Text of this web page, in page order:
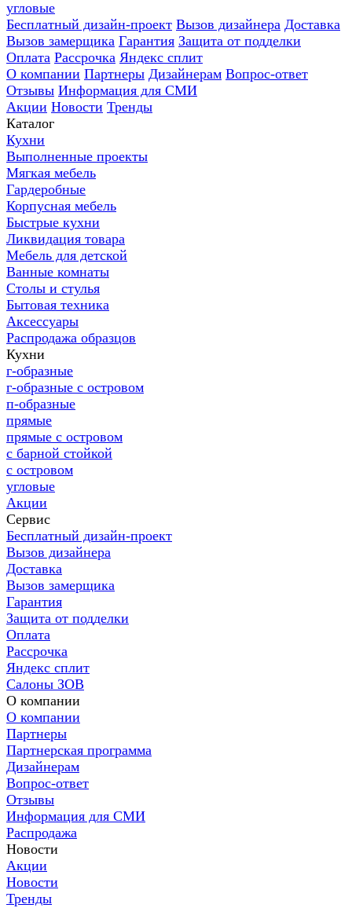
угловые
Бесплатный дизайн-проект Вызов дизайнера Доставка
Вызов замерщика Гарантия Защита от подделки
Оплата Рассрочка Яндекс сплит
О компании Партнеры Дизайнерам Вопрос-ответ
Отзывы Информация для СМИ
Акции Новости Тренды
Каталог
Кухни
Выполненные проекты
Мягкая мебель
Гардеробные
Корпусная мебель
Быстрые кухни
Ликвидация товара
Мебель для детской
Ванные комнаты
Столы и стулья
Бытовая техника
Аксессуары
Распродажа образцов
Кухни
г-образные
г-образные с островом
п-образные
прямые
прямые с островом
с барной стойкой
с островом
угловые
Акции
Сервис
Бесплатный дизайн-проект
Вызов дизайнера
Доставка
Вызов замерщика
Гарантия
Защита от подделки
Оплата
Рассрочка
Яндекс сплит
Салоны ЗОВ
О компании
О компании
Партнеры
Партнерская программа
Дизайнерам
Вопрос-ответ
Отзывы
Информация для СМИ
Распродажа
Новости
Акции
Новости
Тренды